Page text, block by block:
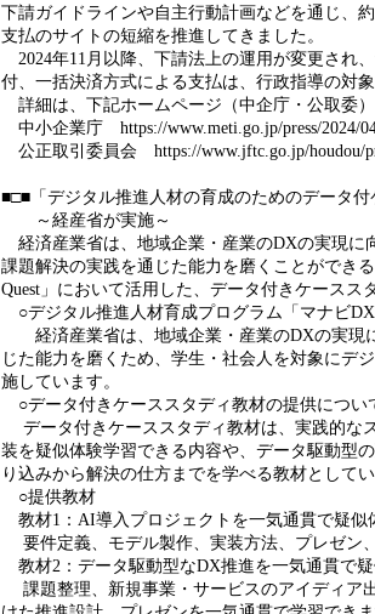
下請ガイドラインや自主行動計画などを通じ、
支払のサイトの短縮を推進してきました。
2024年11月以降、下請法上の運用が変更され
付、一括決済方式による支払は、行政指導の対象
詳細は、下記ホームページ（中企庁・公取委）
中小企業庁 https://www.meti.go.jp/press/2024/
公正取引委員会 https://www.jftc.go.jp/houdou/
■□■「デジタル推進人材の育成のためのデータ
～経産省が実施～
経済産業省は、地域企業・産業のDXの実現に
課題解決の実践を通じた能力を磨くことができ
Quest」において活用した、データ付きケースス
○デジタル推進人材育成プログラム「マナビDX
経済産業省は、地域企業・産業のDXの実現
じた能力を磨くため、学生・社会人を対象にデ
施しています。
○データ付きケーススタディ教材の提供につい
データ付きケーススタディ教材は、実践的な
装を疑似体験学習できる内容や、データ駆動型
り込みから解決の仕方までを学べる教材としてい
○提供教材
教材1：AI導入プロジェクトを一気通貫で疑似
要件定義、モデル製作、実装方法、プレゼン
教材2：データ駆動型なDX推進を一気通貫で
課題整理、新規事業・サービスのアイディア